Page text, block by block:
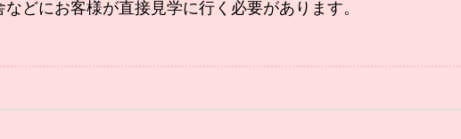
どにお客様が直接見学に行く 必要があります。